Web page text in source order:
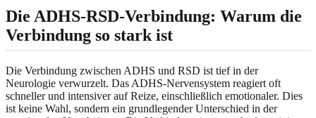
Die ADHS-RSD-Verbindung: Warum die
Verbindung so stark ist
Die Verbindung zwischen ADHS und RSD ist tief in der
Neurologie verwurzelt. Das ADHS-Nervensystem reagiert oft
schneller und intensiver auf Reize, einschließlich emotionaler. Dies
ist keine Wahl, sondern ein grundlegender Unterschied in der